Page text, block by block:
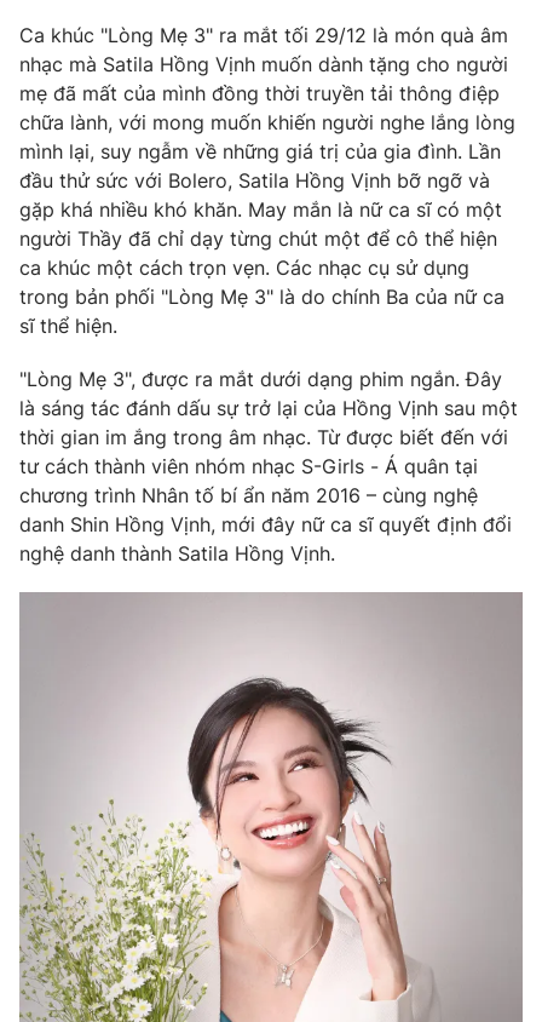
Video Shorts video
VTV Money VTV Thể thao
VTV Sức khoẻ Bất động sản
Thị trường 24h Tấm lòng Việt
VTV4
VTV9 VTV8
Liên hệ tòa soạn English
THỜI BÁO VTV
Đài Truyền hình Việt Nam
Cơ quan báo chí:
Thời báo VTV
Giấy phép hoạt động báo in và báo điện tử số 483/GP-BTTTT
cấp ngày 29/12/2023
Tổng Biên tập:Vũ Thanh Thủy
Phó Tổng Biên tập:Nguyễn Thị Mỹ Hạnh, Phạm Quốc Thắng,
Nguyễn Trọng Ninh
Tổng đài VTV:024.38 355 931 - 024.38 355 932
Ca khúc "Lòng Mẹ 3" ra mắt tối 29/12 là món quà âm
nhạc mà Satila Hồng Vịnh muốn dành tặng cho người
mẹ đã mất của mình đồng thời truyền tải thông điệp
chữa lành, với mong muốn khiến người nghe lắng lòng
mình lại, suy ngẫm về những giá trị của gia đình. Lần
đầu thử sức với Bolero, Satila Hồng Vịnh bỡ ngỡ và
gặp khá nhiều khó khăn. May mắn là nữ ca sĩ có một
người Thầy đã chỉ dạy từng chút một để cô thể hiện
ca khúc một cách trọn vẹn. Các nhạc cụ sử dụng
trong bản phối "Lòng Mẹ 3" là do chính Ba của nữ ca
sĩ thể hiện.
"Lòng Mẹ 3", được ra mắt dưới dạng phim ngắn. Đây
là sáng tác đánh dấu sự trở lại của Hồng Vịnh sau một
thời gian im ắng trong âm nhạc. Từ được biết đến với
tư cách thành viên nhóm nhạc S-Girls - Á quân tại
chương trình Nhân tố bí ẩn năm 2016 – cùng nghệ
danh Shin Hồng Vịnh, mới đây nữ ca sĩ quyết định đổi
nghệ danh thành Satila Hồng Vịnh.